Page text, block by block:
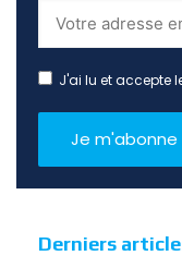
J'ai lu et accepte
Derniers